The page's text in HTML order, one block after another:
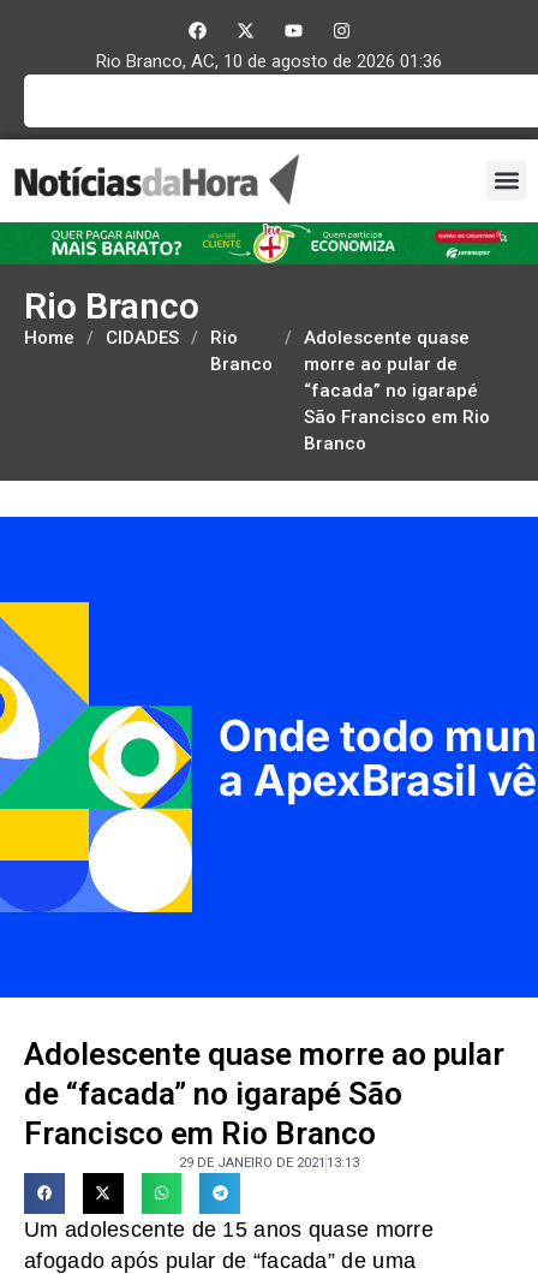
Rio Branco, AC, 10 de agosto de 2026 01:36
Rio Branco
Home / CIDADES /
Rio
Branco
/ Adolescente quase
morre ao pular de
“facada” no igarapé
São Francisco em Rio
Branco
Adolescente quase morre ao pular
de “facada” no igarapé São
Francisco em Rio Branco
29 DE JANEIRO DE 2021 13:13
Um adolescente de 15 anos quase morre
afogado após pular de “facada” de uma